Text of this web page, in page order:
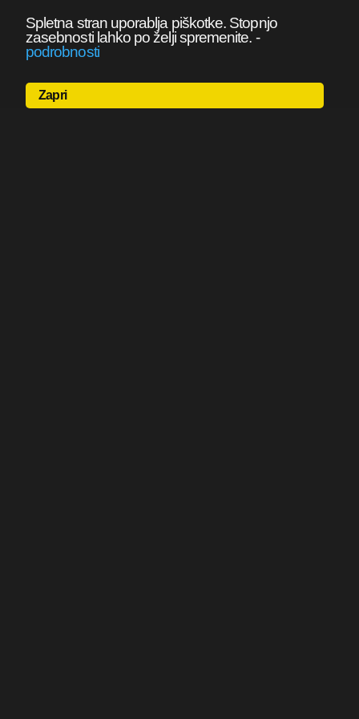
Spletna stran uporablja piškotke. Stopnjo
zasebnosti lahko po želji spremenite. -
podrobnosti
Zapri